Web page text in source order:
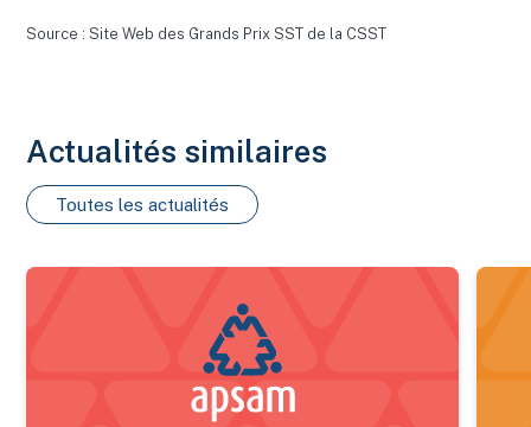
Source : Site Web des Grands Prix SST de la CSST
Actualités similaires
Toutes les actualités
Nouveau bilan estrien 2025 des maladies transmises par les